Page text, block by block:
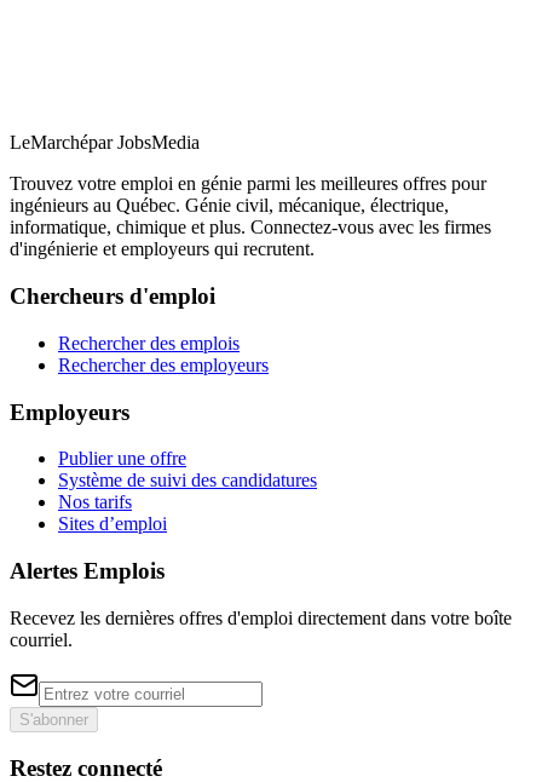
LeMarchépar JobsMedia
Trouvez votre emploi en génie parmi les meilleures offres pour
ingénieurs au Québec. Génie civil, mécanique, électrique,
informatique, chimique et plus. Connectez-vous avec les firmes
d'ingénierie et employeurs qui recrutent.
Chercheurs d'emploi
Rechercher des emplois
Rechercher des employeurs
Employeurs
Publier une offre
Système de suivi des candidatures
Nos tarifs
Sites d’emploi
Alertes Emplois
Recevez les dernières offres d'emploi directement dans votre boîte
courriel.
S'abonner
Restez connecté